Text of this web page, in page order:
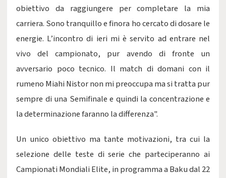
obiettivo da raggiungere per completare la mia
carriera. Sono tranquillo e finora ho cercato di dosare le
energie. L’incontro di ieri mi è servito ad entrare nel
vivo del campionato, pur avendo di fronte un
avversario poco tecnico. Il match di domani con il
rumeno Miahi Nistor non mi preoccupa ma si tratta pur
sempre di una Semifinale e quindi la concentrazione e
la determinazione faranno la differenza".
Un unico obiettivo ma tante motivazioni, tra cui la
selezione delle teste di serie che parteciperanno ai
Campionati Mondiali Elite, in programma a Baku dal 22